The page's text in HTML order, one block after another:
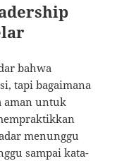
bahwa
tapi bagaimana
aman untuk
menunggu
sampai kata-